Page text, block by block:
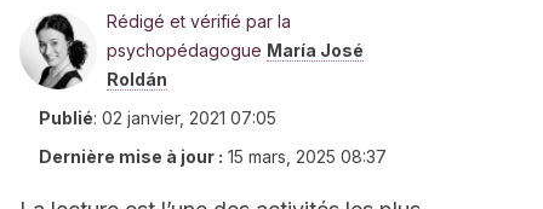
Rédigé et vérifié par la
psychopédagogue María José
Roldán
Publié: 02 janvier, 2021 07:05
Dernière mise à jour : 15 mars, 2025 08:37